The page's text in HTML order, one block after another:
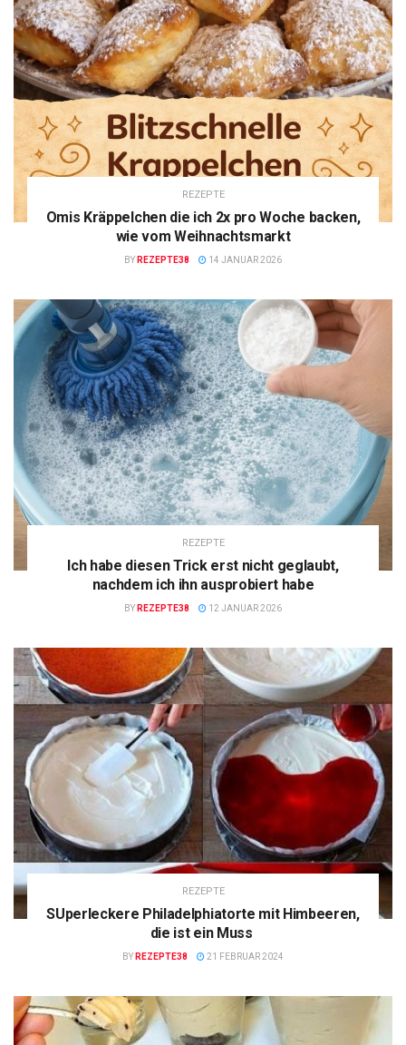
REZEPTE
Omis Kräppelchen die ich 2x pro Woche backen,
wie vom Weihnachtsmarkt
BY REZEPTE38 14 JANUAR 2026
REZEPTE
Ich habe diesen Trick erst nicht geglaubt,
nachdem ich ihn ausprobiert habe
BY REZEPTE38 12 JANUAR 2026
REZEPTE
SUperleckere Philadelphiatorte mit Himbeeren,
die ist ein Muss
BY REZEPTE38 21 FEBRUAR 2024